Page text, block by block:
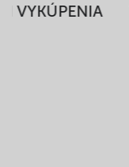
VYKÚPENIA